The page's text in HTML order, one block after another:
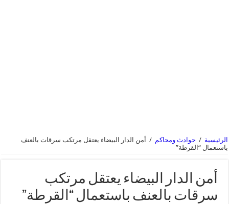
الرئيسية / حوادث ومحاكم / أمن الدار البيضاء يعتقل مرتكب سرقات بالعنف
باستعمال “القرطة”
أمن الدار البيضاء يعتقل مرتكب
سرقات بالعنف باستعمال “القرطة”